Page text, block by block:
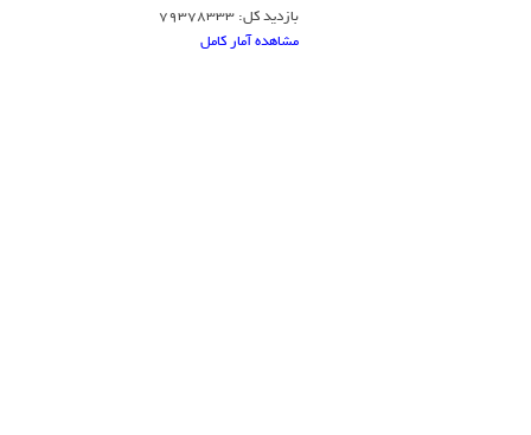
بازدید کل: 79378333
مشاهده آمار کامل